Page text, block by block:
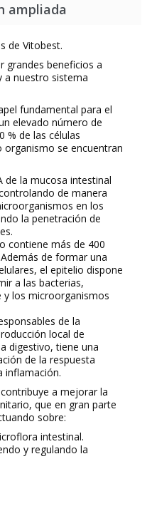
ampliada
de Vitobest.
grandes beneficios a
a nuestro sistema
fundamental para el
elevado número de
% de las células
se encuentran
de la mucosa intestinal
de manera
en los
la penetración de
contiene más de 400
de formar una
el epitelio dispone
a las bacterias,
y los microorganismos
de la
local de
digestivo, tiene una
de la respuesta
inflamación.
a mejorar la
que en gran parte
sobre:
intestinal.
y regulando la